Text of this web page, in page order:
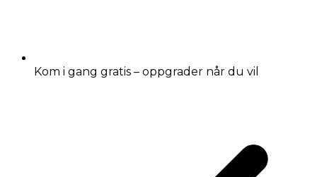
Kom i gang gratis – oppgrader når du vil